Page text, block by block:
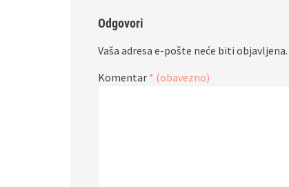
Odgovori
Vaša adresa e-pošte neće biti objavljena.
Komentar * (obavezno)